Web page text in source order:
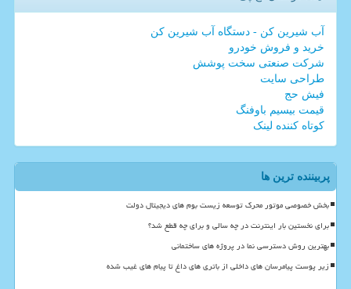
آب شیرین کن - دستگاه آب شیرین کن
خرید و فروش خودرو
شرکت صنعتی سخت پوشش
طراحی سایت
فیش حج
قیمت بیسیم باوفنگ
کوتاه کننده لینک
پربیننده ترین ها
بخش خصوصی موتور محرک توسعه زیست بوم های دیجیتال دولت
برای نخستین بار اینترنت در چه سالی و برای چه قطع شد؟
بهترین روش دسترسی نما در پروژه های ساختمانی
زیر پوست پیامرسان های داخلی از باتری های داغ تا پیام های غیب شده